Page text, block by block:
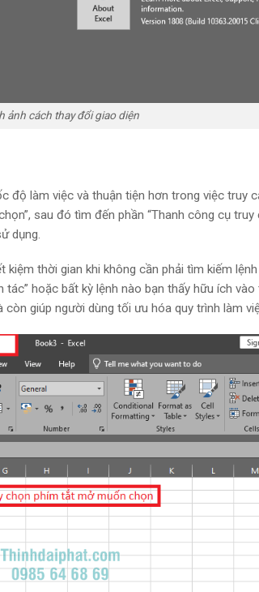
ảnh cách thay đổi giao diện
độ làm việc và thuận tiện hơn trong việc truy
sau đó tìm đến phần “Thanh công cụ truy
dụng.
thời gian khi không cần phải tìm kiếm
hoặc bất kỳ lệnh nào bạn thấy hữu ích
giúp người dùng tối ưu hóa quy trình làm